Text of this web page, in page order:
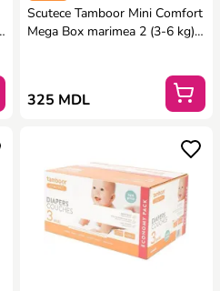
Scutece Tamboor Mini Comfort
Mega Box marimea 2 (3-6 kg),
325 MDL